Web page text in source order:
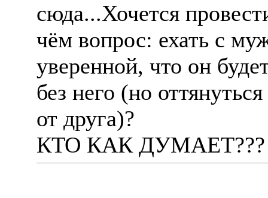
сюда...Хочется
чëм вопрос: ехать с
уверенной, что он
без него (но
от друга)?
КТО КАК ДУМАЕТ???